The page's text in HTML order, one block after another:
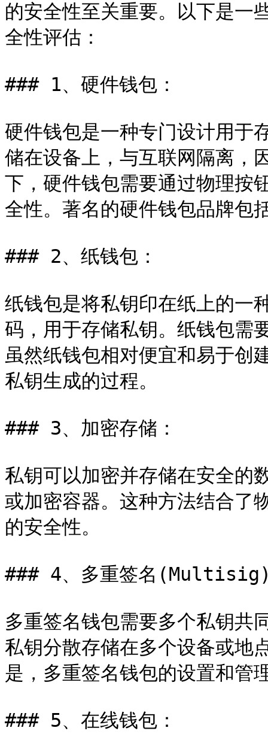
的安全性至关重要。以下是一
全性评估：
### 1、硬件钱包：
硬件钱包是一种专门设计用于
储在设备上，与互联网隔离，
下，硬件钱包需要通过物理按
全性。著名的硬件钱包品牌
### 2、纸钱包：
纸钱包是将私钥印在纸上的一
码，用于存储私钥。纸钱包需
虽然纸钱包相对便宜和易于创
私钥生成的过程。
### 3、加密存储：
私钥可以加密并存储在安全的
或加密容器。这种方法结合了
的安全性。
### 4、多重签名(Multisig)
多重签名钱包需要多个私钥共
私钥分散存储在多个设备或地
是，多重签名钱包的设置和管
### 5、在线钱包：